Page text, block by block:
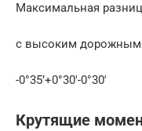
Максимальная
с высоким дорожным
-0°35’+0°30′-0°30′
Крутящие